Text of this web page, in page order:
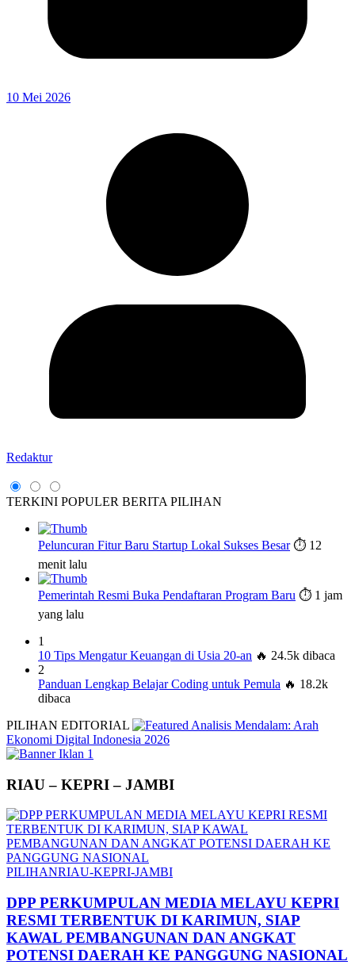
10 Mei 2026
Redaktur
TERKINI POPULER BERITA PILIHAN
Peluncuran Fitur Baru Startup Lokal Sukses Besar ⏱️ 12
menit lalu
Pemerintah Resmi Buka Pendaftaran Program Baru ⏱️ 1 jam
yang lalu
1
10 Tips Mengatur Keuangan di Usia 20-an 🔥 24.5k dibaca
2
Panduan Lengkap Belajar Coding untuk Pemula 🔥 18.2k
dibaca
PILIHAN EDITORIAL
Analisis Mendalam: Arah
Ekonomi Digital Indonesia 2026
RIAU – KEPRI – JAMBI
PILIHANRIAU-KEPRI-JAMBI
DPP PERKUMPULAN MEDIA MELAYU KEPRI
RESMI TERBENTUK DI KARIMUN, SIAP
KAWAL PEMBANGUNAN DAN ANGKAT
POTENSI DAERAH KE PANGGUNG NASIONAL